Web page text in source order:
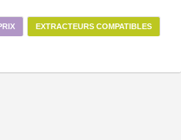
EXTRACTEURS COMPATIBLES